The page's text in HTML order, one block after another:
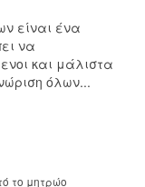
είναι ένα
να
και μάλιστα
όλων...
το μητρώο